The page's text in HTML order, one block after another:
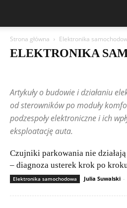
Strona główna Elektronika
ELEKTRONIKA
Diagnostyka i OBD
Elektronika
Ferrari
Fiat Ford Geely Honda
Infotainment i multimedia
Jeep Kia
Marki i modele
Maserati Mazda
Nissan
Peugeot
Samochody elektryczne i hybrydy
Skoda
Systemy bezpieczeństwa
Tesla
Volkswagen (VW)
Artykuły o budowie i działaniu
od sterowników po moduły
podzespoły elektroniczne i ich
eksploatację auta.
Czujniki parkowania nie
– diagnoza usterek krok po
Elektronika samochodowa Julia Suwalski -